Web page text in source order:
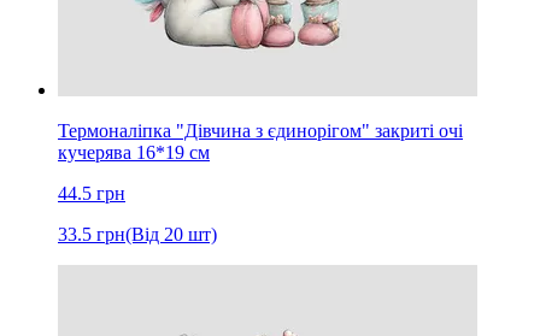
Термоналіпка "Дівчина з єдинорігом" закриті очі
кучерява 16*19 см
44.5 грн
33.5 грн(Від 20 шт)